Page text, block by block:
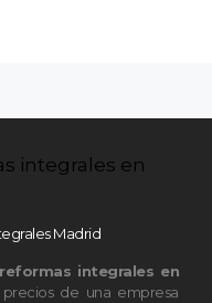
Madrid
reformas integrales en
de una empresa